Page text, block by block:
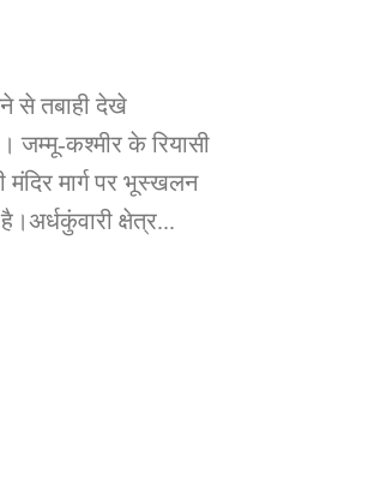
से तबाही देखे
जम्मू-कश्मीर के रियासी
मंदिर मार्ग पर भूस्खलन
क्षेत्र...